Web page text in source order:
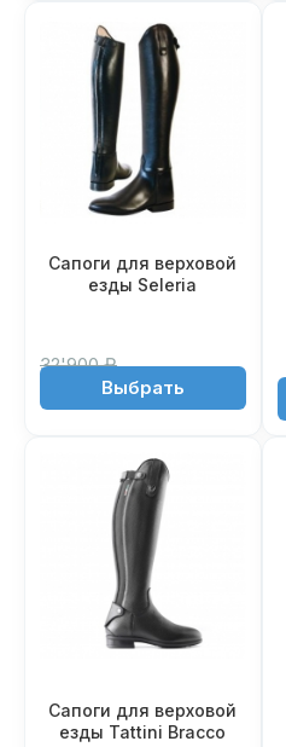
Сапоги для верховой
езды Seleria
32'900 ₽
22'500 ₽Выбрать
Сапоги для верховой
езды Tattini Bracco